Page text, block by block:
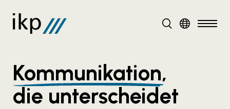
DE EN
Kommunikation,
die unterscheidet